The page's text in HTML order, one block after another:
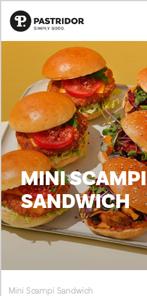
MINI SCAMPI
SANDWICH
Mini Scampi Sandwich